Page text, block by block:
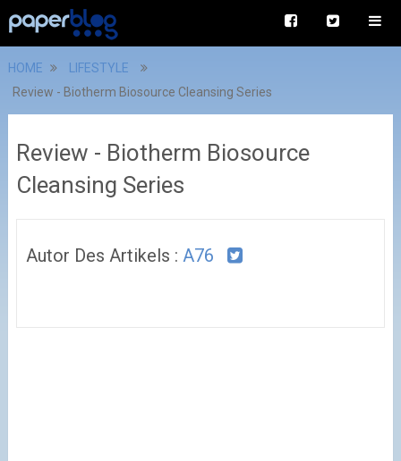
HOME
LIFESTYLE
Review - Biotherm Biosource Cleansing Series
Review - Biotherm Biosource
Cleansing Series
Autor Des Artikels : A76